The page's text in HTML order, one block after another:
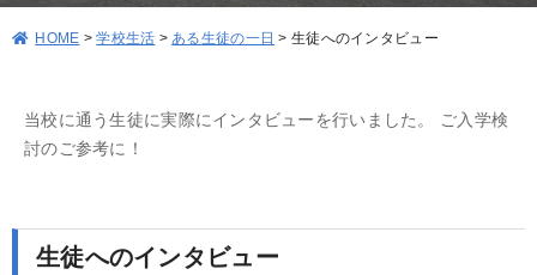
HOME >学校生活 > ある生徒の一日 >生徒へのインタビュー
当校に通う生徒に実際にインタビューを行いました。 ご入学検
討のご参考に！
生徒へのインタビュー